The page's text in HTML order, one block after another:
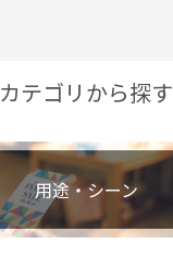
カテゴリから探す
用途・シーン